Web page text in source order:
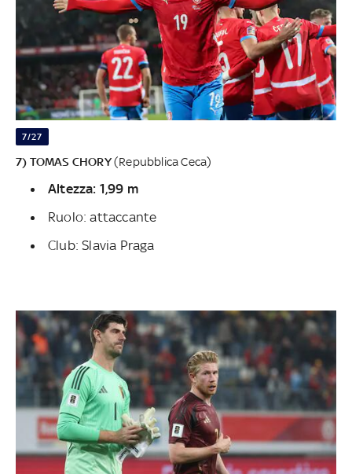
7/27
7) TOMAS CHORY(Repubblica Ceca)
Altezza: 1,99 m
Ruolo: attaccante
Club: Slavia Praga